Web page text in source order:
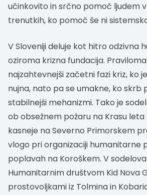
učinkovito in srčno pomoč ljudem
trenutkih, ko pomoč še ni
V Sloveniji deluje kot hitro odzivna
oziroma krizna fundacija.
najzahtevnejši začetni fazi kriz, ko
nujna, nato pa se umakne, ko skrb
stabilnejši mehanizmi. Tako je
ob obsežnem požaru na Krasu
kasneje na Severno Primorskem
vlogo pri organizaciji humanitarne
poplavah na Koroškem. V
Humanitarnim društvom Kid Nova
prostovoljkami iz Tolmina in